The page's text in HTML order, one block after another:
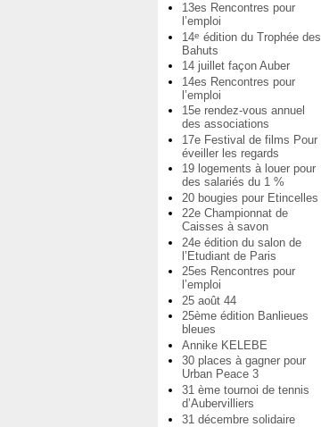
13es Rencontres pour
l’emploi
14e édition du Trophée des
Bahuts
14 juillet façon Auber
14es Rencontres pour
l’emploi
15e rendez-vous annuel
des associations
17e Festival de films Pour
éveiller les regards
19 logements à louer pour
des salariés du 1 %
20 bougies pour Etincelles
22e Championnat de
Caisses à savon
24e édition du salon de
l’Etudiant de Paris
25es Rencontres pour
l’emploi
25 août 44
25ème édition Banlieues
bleues
Annike KELEBE
30 places à gagner pour
Urban Peace 3
31 ème tournoi de tennis
d’Aubervilliers
31 décembre solidaire